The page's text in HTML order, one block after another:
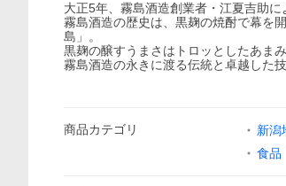
大正5年、霧島酒造創業者・江夏吉助
霧島酒造の歴史は、黒麹の焼酎で幕を
島」。
黒麹の醸すうまさはトロッとしたあま
霧島酒造の永きに渡る伝統と卓越した
商品カテゴリ 新潟
食品